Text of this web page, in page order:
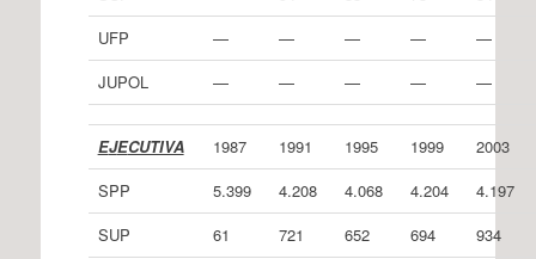
UFP
— — — —
—
JUPOL
— — — — —
EJECUTIVA 1987 1991 1995 1999
2003
SPP
5.399 4.208 4.068 4.204
4.197
SUP
61 721 652 694
934